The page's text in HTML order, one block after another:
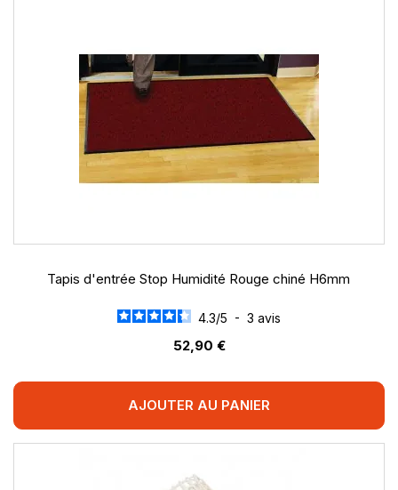
Tapis d'entrée Stop Humidité Rouge chiné H6mm
4.3/5 - 3 avis
52,90 €
AJOUTER AU PANIER